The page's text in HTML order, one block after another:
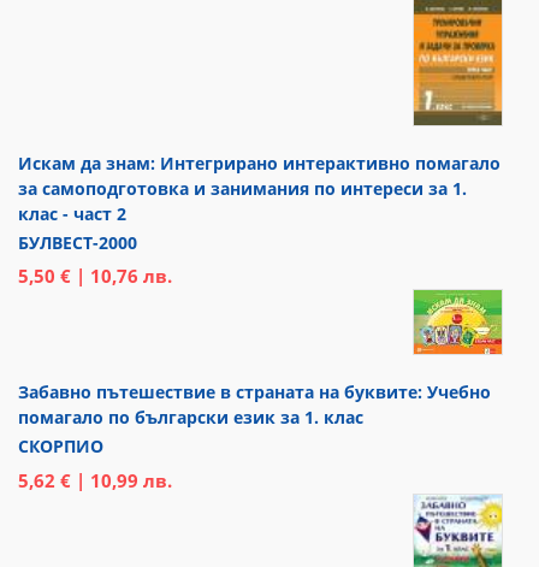
Искам да знам: Интегрирано интерактивно помагало
за самоподготовка и занимания по интереси за 1.
клас - част 2
БУЛВЕСТ-2000
5,50 € | 10,76 лв.
Забавно пътешествие в страната на буквите: Учебно
помагало по български език за 1. клас
СКОРПИО
5,62 € | 10,99 лв.